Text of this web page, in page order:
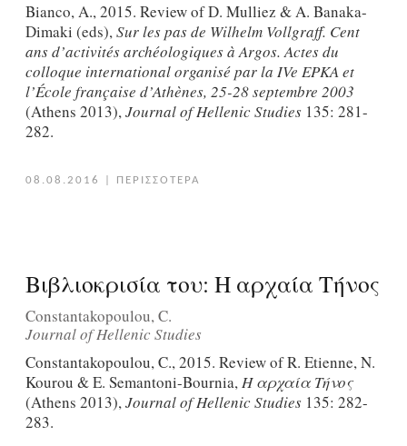
Bianco, A., 2015. Review of D. Mulliez & A. Banaka-
Dimaki (eds),Sur les pas de Wilhelm Vollgraff. Cent
ans d’activités archéologiques à Argos. Actes du
colloque international organisé par la IVe EPKA et
l’École française d’Athènes, 25-28 septembre 2003
(Athens 2013),Journal of Hellenic Studies135: 281-
282.
08.08.2016 ΠΕΡΙΣΣΟΤΕΡΑ
Βιβλιοκρισία του: Η αρχαία Τήνος
Constantakopoulou, C.
Journal of Hellenic Studies
Constantakopoulou, C., 2015. Review of R. Etienne, N.
Kourou & E. Semantoni-Bournia,Η αρχαία Τήνος
(Athens 2013),Journal of Hellenic Studies135: 282-
283.